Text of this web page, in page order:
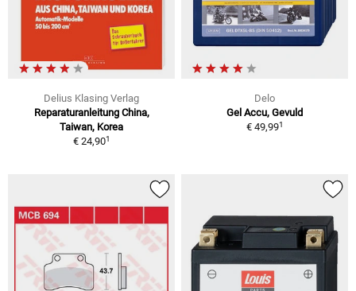
Delius Klasing Verlag
Reparaturanleitung China,
Taiwan, Korea
€ 24,901
Delo
Gel Accu, Gevuld
€ 49,991